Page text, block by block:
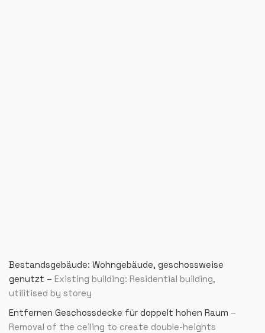
Bestandsgebäude: Wohngebäude, geschossweise
genutzt – Existing building: Residential building,
utilitised by storey
Entfernen Geschossdecke für doppelt hohen Raum –
Removal of the ceiling to create double-heights